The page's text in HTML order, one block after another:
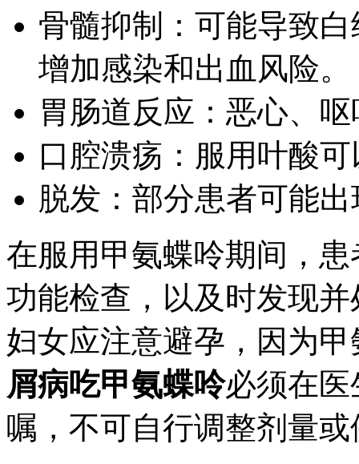
骨髓抑制：可能导致
增加感染和出血风险。
胃肠道反应：恶心、
口腔溃疡：服用叶酸
脱发：部分患者可能
在服用甲氨蝶呤期间，
功能检查，以及时发现
妇女应注意避孕，因为
屑病吃甲氨蝶呤必须在
嘱，不可自行调整剂量或